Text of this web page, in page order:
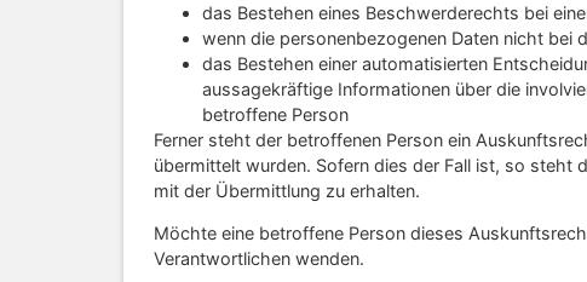
das Bestehen eines Beschwerderechts bei
wenn die personenbezogenen Daten nicht bei
das Bestehen einer automatisierten
aussagekräftige Informationen über die
betroffene Person
Ferner steht der betroffenen Person ein
übermittelt wurden. Sofern dies der Fall ist, so steht
mit der Übermittlung zu erhalten.
Möchte eine betroffene Person dieses
Verantwortlichen wenden.